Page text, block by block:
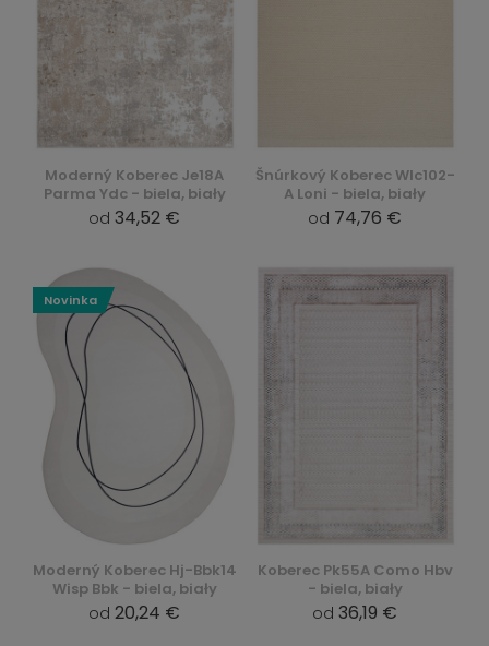
Moderný Koberec Je18A
Parma Ydc - biela, biały
od 34,52 €
Šnúrkový Koberec Wlc102-
A Loni - biela, biały
od 74,76 €
Moderný Koberec Hj-Bbk14
Wisp Bbk - biela, biały
od 20,24 €
Novinka
Koberec Pk55A Como Hbv
- biela, biały
od 36,19 €